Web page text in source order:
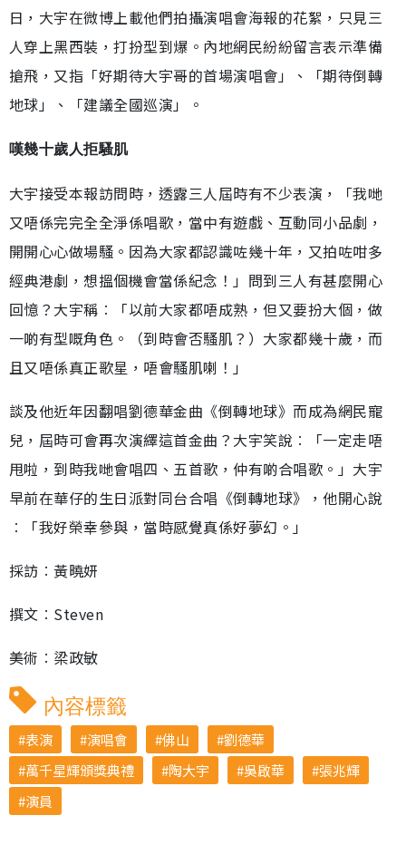
日，大宇在微博上載他們拍攝演唱會海報的花絮，只見三
人穿上黑西裝，打扮型到爆。內地網民紛紛留言表示準備
搶飛，又指「好期待大宇哥的首場演唱會」、「期待倒轉
地球」、「建議全國巡演」。
嘆幾十歲人拒騷肌
大宇接受本報訪問時，透露三人屆時有不少表演，「我哋
又唔係完完全全淨係唱歌，當中有遊戲、互動同小品劇，
開開心心做場騷。因為大家都認識咗幾十年，又拍咗咁多
經典港劇，想搵個機會當係紀念！」問到三人有甚麼開心
回憶？大宇稱︰「以前大家都唔成熟，但又要扮大個，做
一啲有型嘅角色。（到時會否騷肌？）大家都幾十歲，而
且又唔係真正歌星，唔會騷肌喇！」
談及他近年因翻唱劉德華金曲《倒轉地球》而成為網民寵
兒，屆時可會再次演繹這首金曲？大宇笑說︰「一定走唔
甩啦，到時我哋會唱四、五首歌，仲有啲合唱歌。」大宇
早前在華仔的生日派對同台合唱《倒轉地球》，他開心說
︰「我好榮幸參與，當時感覺真係好夢幻。」
採訪︰黃曉妍
撰文︰Steven
美術︰梁政敏
內容標籤
表演 演唱會 佛山
劉德華
萬千星輝頒獎典禮
陶大宇 吳啟華
張兆輝
演員